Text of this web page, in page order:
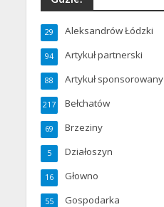
Aleksandrów Łódzki
29
Artykuł partnerski
94
Artykuł sponsorowany
88
Bełchatów
217
Brzeziny
69
Działoszyn
5
Głowno
16
Gospodarka
55